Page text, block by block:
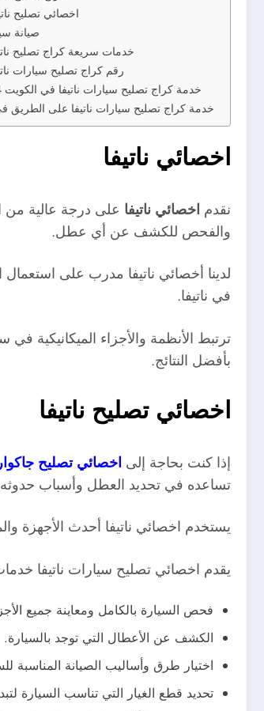
اخصائي تصليح
صيانة
خدمات سريعة كراج تصليح
رقم كراج تصليح سيارات
خدمة كراج تصليح سيارات ناتيفا في الكويت 24 ساعة
خدمة كراج تصليح سيارات ناتيفا على الطريق
اخصائي ناتيفا
نقدم اخصائي ناتيفا على درجة عالية من
والفحص للكشف عن أي عطل.
لدينا أخصائي ناتيفا مدرب على
في ناتيفا.
ترتبط الأنظمة والأجزاء الميكانيكية في
بأفضل النتائج.
اخصائي تصليح ناتيفا
إذا كنت بحاجة إلى اخصائي تصليح جاكوار
تساعده في تحديد العطل وأسباب حدوثه
يستخدم اخصائي ناتيفا أحدث الأجهزة
يقدم اخصائي تصليح سيارات ناتيفا
فحص السيارة بالكامل ومعاينة جميع
الكشف عن الأعطال التي توجد بالسيارة.
اختيار طرق وأساليب الصيانة المناسبة
تحديد قطع الغيار التي تناسب السيارة